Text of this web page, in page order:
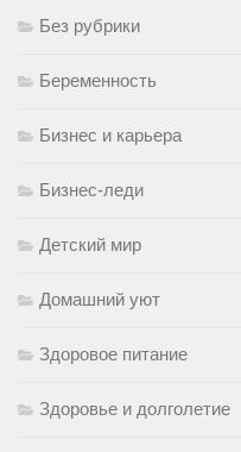
Без рубрики
Беременность
Бизнес и карьера
Бизнес-леди
Детский мир
Домашний уют
Здоровое питание
Здоровье и долголетие